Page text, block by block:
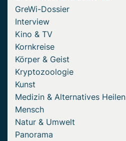
GreWi-Dossier
Interview
Kino & TV
Kornkreise
Körper & Geist
Kryptozoologie
Kunst
Medizin & Alternatives Heilen
Mensch
Natur & Umwelt
Panorama